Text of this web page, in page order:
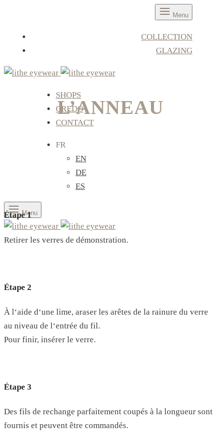
Menu
COLLECTION
GLAZING
SHOPS
CREDO
CONTACT
FR
EN
DE
ES
Menu
L’ANNEAU
Étape 1
Retirer les verres de démonstration.
Étape 2
À l‘aide d‘une lime, araser les arêtes de la rainure du verre
au niveau de l‘entrée du fil.
Pour finir, insérer le verre.
Étape 3
Des fils de rechange parfaitement coupés à la longueur sont
fournis et peuvent être commandés.